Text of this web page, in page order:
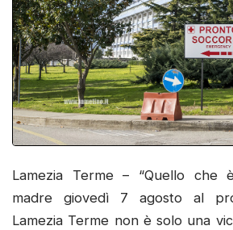
Lamezia Terme – “Quello che
madre giovedì 7 agosto al
Lamezia Terme non è solo una